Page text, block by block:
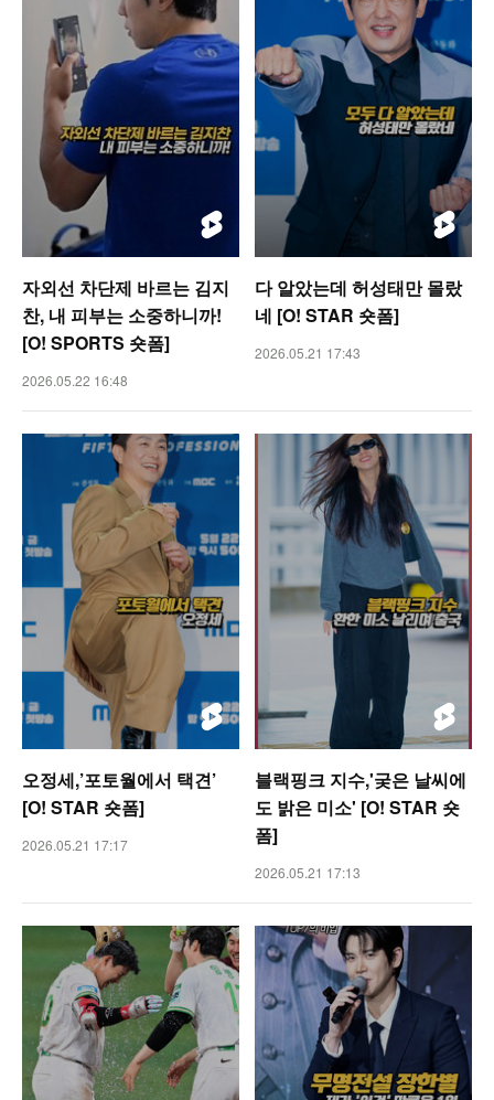
자외선 차단제 바르는 김지
찬, 내 피부는 소중하니까!
[O! SPORTS 숏폼]
2026.05.22 16:48
다 알았는데 허성태만 몰랐
네 [O! STAR 숏폼]
2026.05.21 17:43
오정세,’포토월에서 택견’
[O! STAR 숏폼]
2026.05.21 17:17
블랙핑크 지수,'궂은 날씨에
도 밝은 미소' [O! STAR 숏
폼]
2026.05.21 17:13